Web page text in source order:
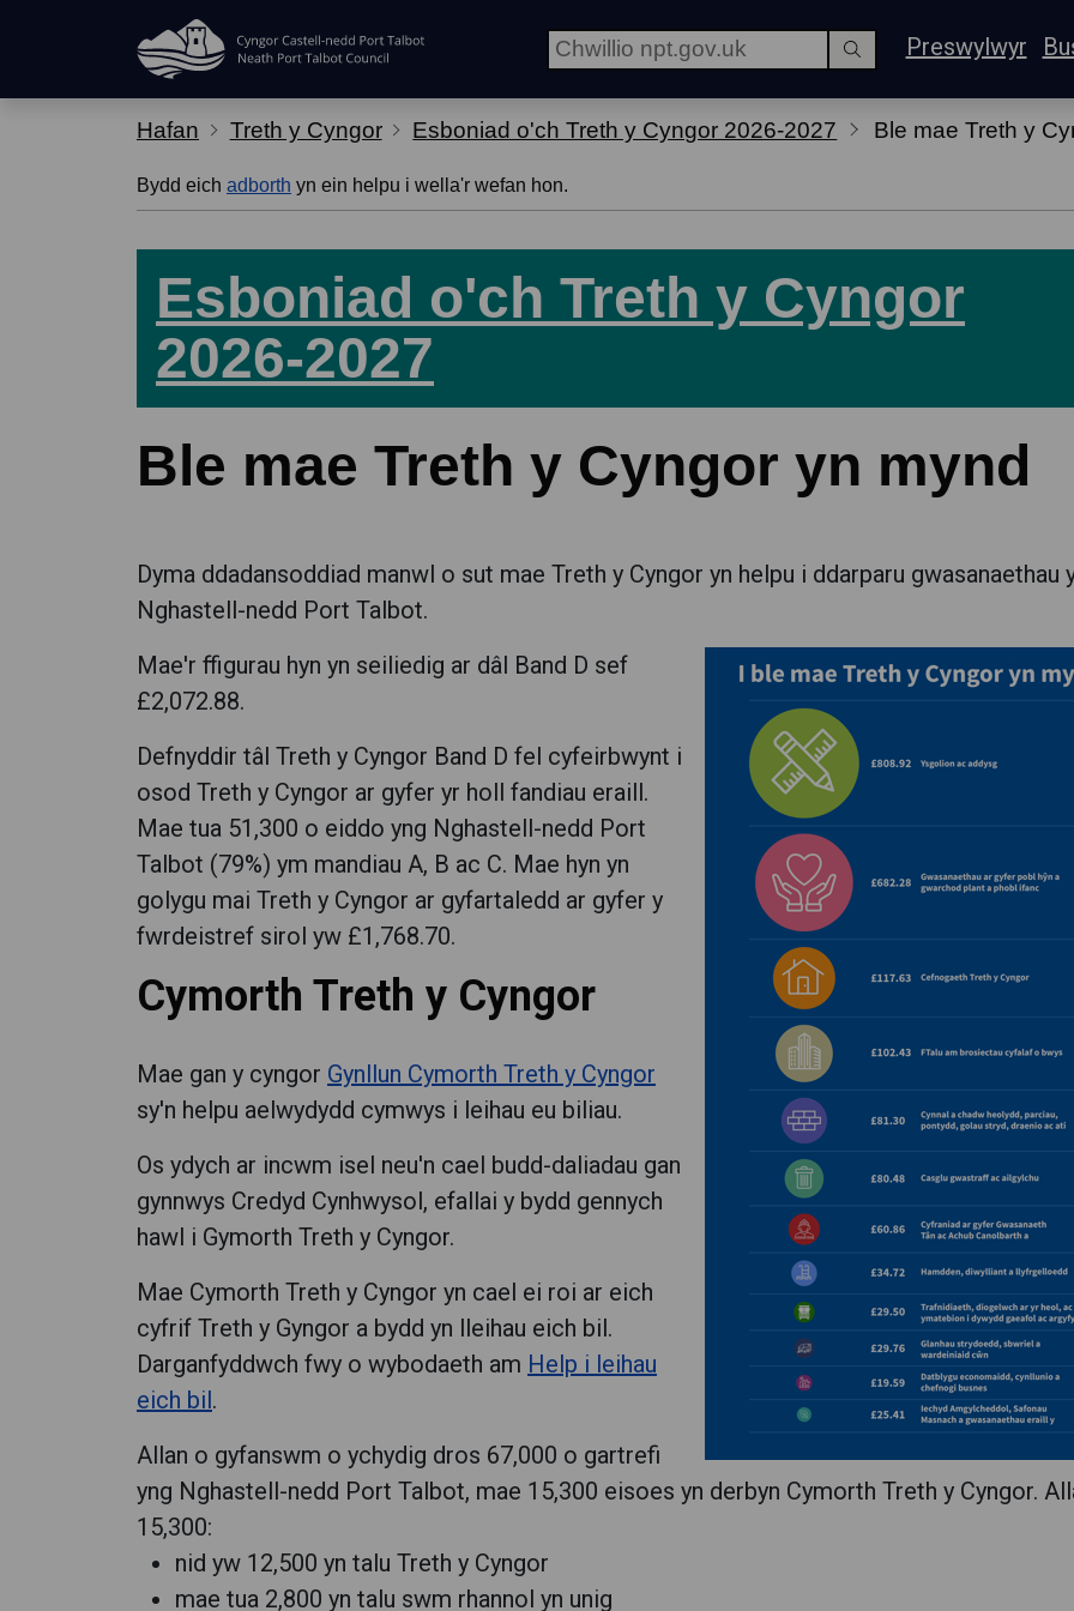
Preswylwyr
Hafan Treth y Cyngor Esboniad o'ch Treth y Cyngor 2026-2027 Ble mae Treth y
Bydd eich adborth yn ein helpu i wella'r wefan hon.
Esboniad o'ch Treth y Cyngor
2026-2027
Ble mae Treth y Cyngor yn mynd
Dyma ddadansoddiad manwl o sut mae Treth y Cyngor yn helpu i ddarparu gwasanaethau
Nghastell-nedd Port Talbot.
Mae'r ffigurau hyn yn seiliedig ar dâl Band D sef
£2,072.88.
Defnyddir tâl Treth y Cyngor Band D fel cyfeirbwynt i
osod Treth y Cyngor ar gyfer yr holl fandiau eraill.
Mae tua 51,300 o eiddo yng Nghastell-nedd Port
Talbot (79%) ym mandiau A, B ac C. Mae hyn yn
golygu mai Treth y Cyngor ar gyfartaledd ar gyfer y
fwrdeistref sirol yw £1,768.70.
Cymorth Treth y Cyngor
Mae gan y cyngor Gynllun Cymorth Treth y Cyngor
sy'n helpu aelwydydd cymwys i leihau eu biliau.
Os ydych ar incwm isel neu'n cael budd-daliadau gan
gynnwys Credyd Cynhwysol, efallai y bydd gennych
hawl i Gymorth Treth y Cyngor.
Mae Cymorth Treth y Cyngor yn cael ei roi ar eich
cyfrif Treth y Gyngor a bydd yn lleihau eich bil.
Darganfyddwch fwy o wybodaeth am Help i leihau
eich bil.
Allan o gyfanswm o ychydig dros 67,000 o gartrefi
yng Nghastell-nedd Port Talbot, mae 15,300 eisoes yn derbyn Cymorth Treth y Cyngor.
15,300:
nid yw 12,500 yn talu Treth y Cyngor
mae tua 2,800 yn talu swm rhannol yn unig